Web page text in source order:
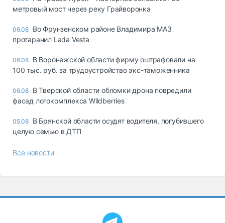
метровый мост через реку Грайворонка
06.08 Во Фрунзенском районе Владимира МАЗ
протаранил Lada Vesta
06.08 В Воронежской области фирму оштрафовали на
100 тыс. руб. за трудоустройство экс-таможенника
06.08 В Тверской области обломки дрона повредили
фасад логокомплекса Wildberries
05.08 В Брянской области осудят водителя, погубившего
целую семью в ДТП
Все новости